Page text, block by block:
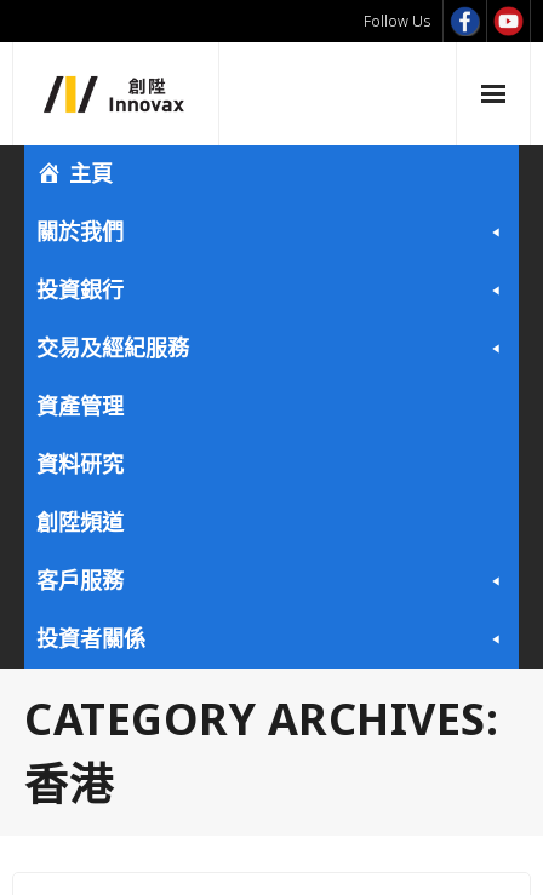
Follow Us
主頁
關於我們
投資銀行
交易及經紀服務
資產管理
資料研究
創陞頻道
客戶服務
投資者關係
CATEGORY ARCHIVES:
香港